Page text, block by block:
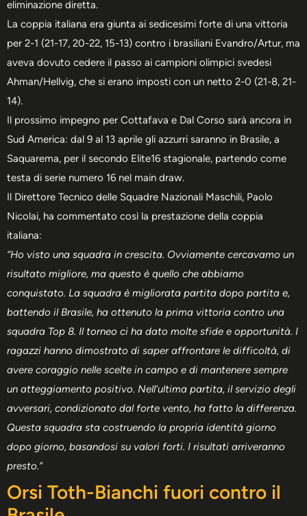
eliminazione diretta.
La coppia italiana era giunta ai sedicesimi forte di una vittoria
per 2-1 (21-17, 20-22, 15-13) contro i brasiliani Evandro/Artur, ma
aveva dovuto cedere il passo ai campioni olimpici svedesi
Ahman/Hellvig, che si erano imposti con un netto 2-0 (21-8, 21-
14).
Il prossimo impegno per Cottafava e Dal Corso sarà ancora in
Sud America: dal 9 al 13 aprile gli azzurri saranno in Brasile, a
Saquarema, per il secondo Elite16 stagionale, partendo come
testa di serie numero 16 nel main draw.
Il Direttore Tecnico delle Squadre Nazionali Maschili, Paolo
Nicolai, ha commentato così la prestazione della coppia
italiana:
“Ho visto una squadra in crescita. Ovviamente cercavamo un
risultato migliore, ma questo è quello che abbiamo
conquistato. La squadra è migliorata partita dopo partita e,
battendo il Brasile, ha ottenuto la prima vittoria contro una
squadra Top 8. Il torneo ci ha dato molte sfide e opportunità. I
ragazzi hanno dimostrato di saper affrontare le difficoltà, di
avere coraggio nelle scelte in campo e di mantenere sempre
un atteggiamento positivo. Nell’ultima partita, il servizio degli
avversari, condizionato dal forte vento, ha fatto la differenza.
Questa squadra sta costruendo la propria identità giorno
dopo giorno, basandosi su valori forti. I risultati arriveranno
presto.”
Orsi Toth-Bianchi fuori contro il